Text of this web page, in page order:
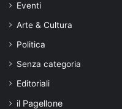
Eventi
Arte & Cultura
Politica
Senza categoria
Editoriali
il Pagellone